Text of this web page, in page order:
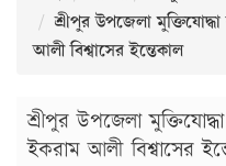
শ্রীপুর উপজেলা
আলী বিশ্বাসের ইন্তেকাল
শ্রীপুর উপজেলা
ইকরাম আলী বিশ্বাসের